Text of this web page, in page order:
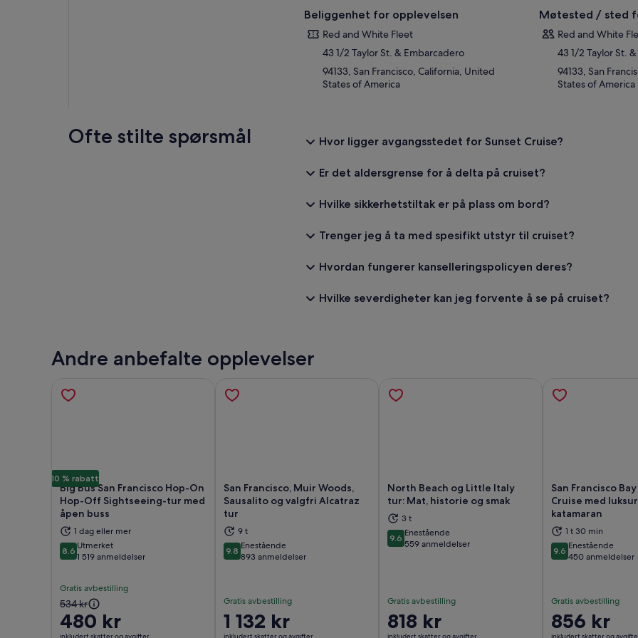
Beliggenhet for opplevelsen
Red and White Fleet
43 1/2 Taylor St. & Embarcadero
94133, San Francisco, California, United
States of America
Møtested / sted
Red and White
43 1/2 Taylor St.
94133, San
States of America
Ofte stilte spørsmål Hvor ligger avgangsstedet for Sunset Cruise?
Er det aldersgrense for å delta på cruiset?
Hvilke sikkerhetstiltak er på plass om bord?
Trenger jeg å ta med spesifikt utstyr til cruiset?
Hvordan fungerer kanselleringspolicyen deres?
Hvilke severdigheter kan jeg forvente å se på cruiset?
Andre anbefalte opplevelser
10 % rabatt
Big Bus San Francisco Hop-On
Hop-Off Sightseeing-tur med
åpen buss
1 dag eller mer
8.68.6 av 10
Utmerket
1 519 anmeldelser
Gratis avbestilling
Forrige
pris
var
534 kr
480 kr
inkludert skatter og avgifter
Åpnes i en ny fane
San Francisco, Muir Woods,
Sausalito og valgfri Alcatraz
tur
9 t
9.89.8 av 10
Enestående
893 anmeldelser
Gratis avbestilling
Prisen
er
1 132 kr
inkludert skatter og avgifter
Åpnes i en ny fane
North Beach og Little Italy
tur: Mat, historie og smak
3 t
9.69.6 av 10
Enestående
559 anmeldelser
Gratis avbestilling
Prisen
er
818 kr
inkludert skatter og avgifter
Åpnes i en ny fane
San Francisco
Cruise med
katamaran
1 t 30 min
9.69.6 av 10
Enestående
450 anmeldelser
Gratis avbestilling
Prisen
er
856 kr
inkludert skatter og